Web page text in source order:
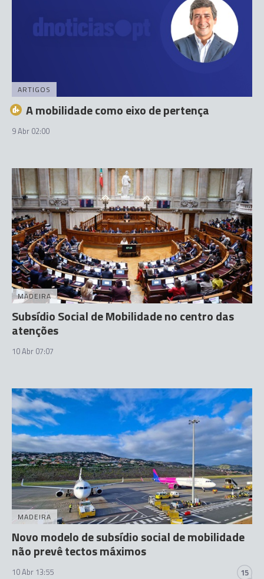
ARTIGOS
A mobilidade como eixo de pertença
9 Abr 02:00
MADEIRA
Subsídio Social de Mobilidade no centro das
atenções
10 Abr 07:07
MADEIRA
Novo modelo de subsídio social de mobilidade
não prevê tectos máximos
10 Abr 13:55 15